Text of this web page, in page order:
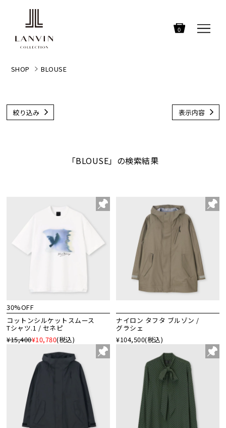
0
SHOP BLOUSE
絞り込み 表示内容
「BLOUSE」の検索結果
30%OFF
コットンシルケットスムース
Tシャツ.1 / セネピ
¥15,400¥10,780(税込)
ナイロン タフタ ブルゾン /
グラシェ
¥104,500(税込)